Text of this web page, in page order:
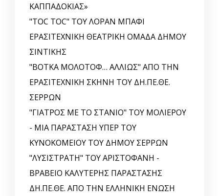
ΚΑΠΠΑΔΟΚΙΑΣ»
"TOC TOC" ΤΟΥ ΛΟΡΑΝ ΜΠΑΦΙ
ΕΡΑΣΙΤΕΧΝΙΚΗ ΘΕΑΤΡΙΚΗ ΟΜΑΔΑ ΔΗΜΟΥ
ΣΙΝΤΙΚΗΣ
"ΒΟΤΚΑ ΜΟΛΟΤΟΦ… ΑΛΛΙΩΣ" ΑΠΟ ΤΗΝ
ΕΡΑΣΙΤΕΧΝΙΚΗ ΣΚΗΝΗ ΤΟΥ ΔΗ.ΠΕ.ΘΕ.
ΣΕΡΡΩΝ
"ΓΙΑΤΡΟΣ ΜΕ ΤΟ ΣΤΑΝΙΟ" ΤΟΥ ΜΟΛΙΕΡΟΥ
- ΜΙΑ ΠΑΡΑΣΤΑΣΗ ΥΠΕΡ ΤΟΥ
ΚΥΝΟΚΟΜΕΙΟΥ ΤΟΥ ΔΗΜΟΥ ΣΕΡΡΩΝ
"ΛΥΣΙΣΤΡΑΤΗ" ΤΟΥ ΑΡΙΣΤΟΦΑΝΗ -
ΒΡΑΒΕΙΟ ΚΑΛΥΤΕΡΗΣ ΠΑΡΑΣΤΑΣΗΣ
ΔΗ.ΠΕ.ΘΕ. ΑΠΟ ΤΗΝ ΕΛΛΗΝΙΚΗ EΝΩΣΗ